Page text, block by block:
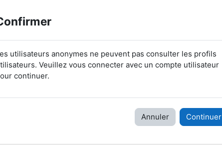
utilisateurs anonymes ne peuvent pas consulter les profils
Veuillez vous connecter avec un compte utilisateur
continuer.
Annuler Continuer